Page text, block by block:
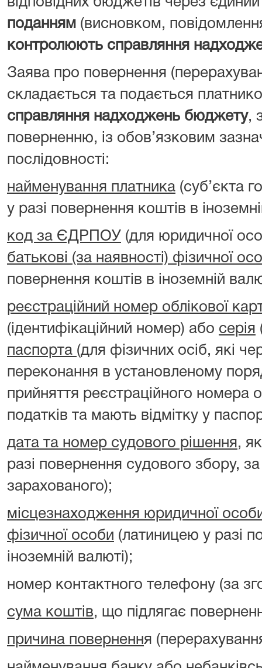
поданням (висновком,
контролюють справляння
Заява про повернення
складається та подається
справляння надходжень бюджету,
поверненню, із обов’язковим
послідовності:
найменування платника (суб’єкта
у разі повернення коштів в
код за ЄДРПОУ (для юридичної
батькові (за наявності) фізичної
повернення коштів в іноземній
реєстраційний номер облікової
(ідентифікаційний номер) або серія
паспорта (для фізичних осіб, які
переконання в установленому
прийняття реєстраційного номера
податків та мають відмітку у
дата та номер судового рішення,
разі повернення судового збору,
зарахованого);
місцезнаходження юридичної
фізичної особи (латиницею у разі
іноземній валюті);
номер контактного телефону (за
сума коштів, що підлягає
причина повернення